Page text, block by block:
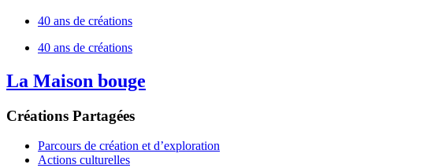
40 ans de créations
40 ans de créations
La Maison bouge
Créations Partagées
Parcours de création et d’exploration
Actions culturelles